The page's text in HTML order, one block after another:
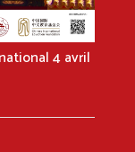
4 avril